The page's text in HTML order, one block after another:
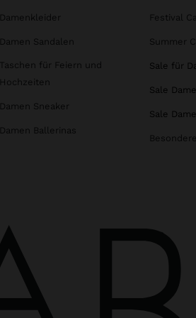
Damenkleider
Damen Sandalen
Taschen für Feiern und
Hochzeiten
Damen Sneaker
Damen Ballerinas
Festival
Summer
Sale für
Sale
Sale